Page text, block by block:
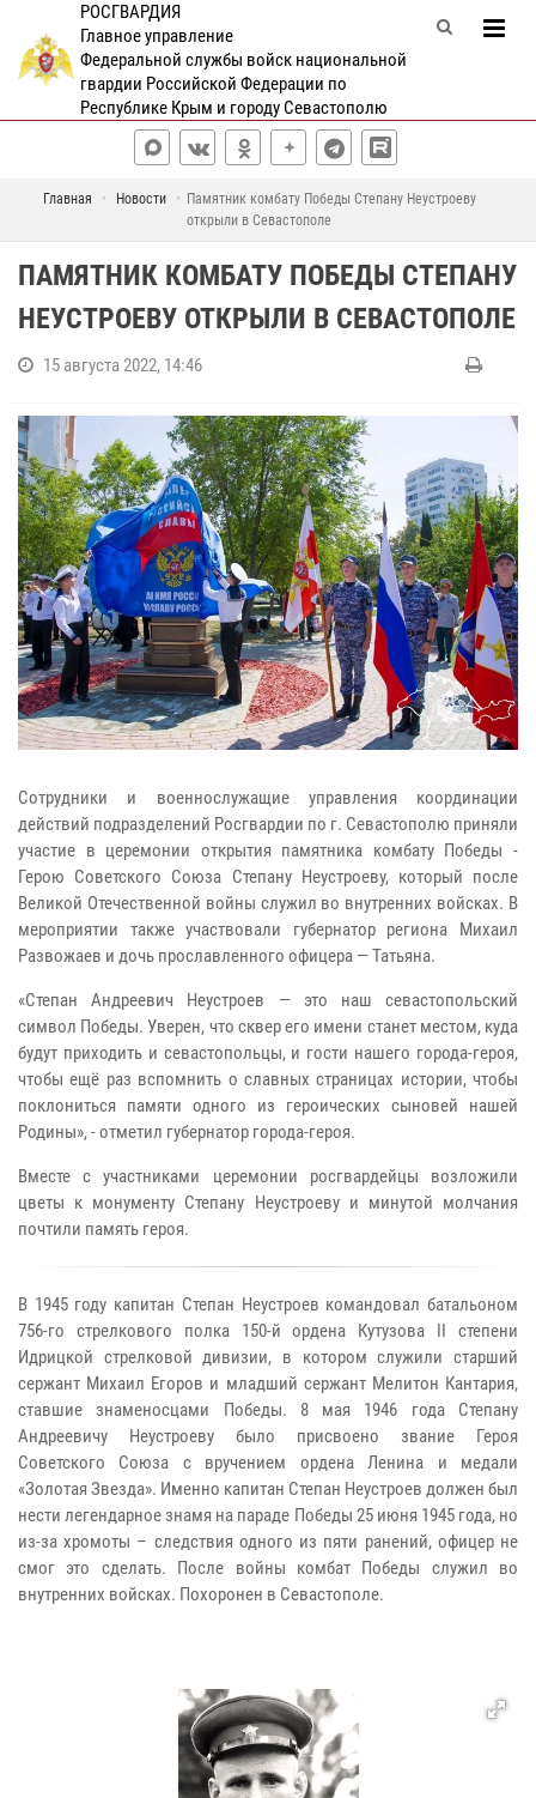
РОСГВАРДИЯ
Главное управление
Федеральной службы войск национальной
гвардии Российской Федерации по
Республике Крым и городу Севастополю
Главная Новости
Памятник комбату Победы Степану Неустроеву
открыли в Севастополе
ПАМЯТНИК КОМБАТУ ПОБЕДЫ СТЕПАНУ
НЕУСТРОЕВУ ОТКРЫЛИ В СЕВАСТОПОЛЕ
15 августа 2022, 14:46
Сотрудники и военнослужащие управления координации
действий подразделений Росгвардии по г. Севастополю приняли
участие в церемонии открытия памятника комбату Победы -
Герою Советского Союза Степану Неустроеву, который после
Великой Отечественной войны служил во внутренних войсках. В
мероприятии также участвовали губернатор региона Михаил
Развожаев и дочь прославленного офицера — Татьяна.
«Степан Андреевич Неустроев — это наш севастопольский
символ Победы. Уверен, что сквер его имени станет местом, куда
будут приходить и севастопольцы, и гости нашего города-героя,
чтобы ещё раз вспомнить о славных страницах истории, чтобы
поклониться памяти одного из героических сыновей нашей
Родины», - отметил губернатор города-героя.
Вместе с участниками церемонии росгвардейцы возложили
цветы к монументу Степану Неустроеву и минутой молчания
почтили память героя.
В 1945 году капитан Степан Неустроев командовал батальоном
756-го стрелкового полка 150-й ордена Кутузова II степени
Идрицкой стрелковой дивизии, в котором служили старший
сержант Михаил Егоров и младший сержант Мелитон Кантария,
ставшие знаменосцами Победы. 8 мая 1946 года Степану
Андреевичу Неустроеву было присвоено звание Героя
Советского Союза с вручением ордена Ленина и медали
«Золотая Звезда». Именно капитан Степан Неустроев должен был
нести легендарное знамя на параде Победы 25 июня 1945 года, но
из-за хромоты – следствия одного из пяти ранений, офицер не
смог это сделать. После войны комбат Победы служил во
внутренних войсках. Похоронен в Севастополе.